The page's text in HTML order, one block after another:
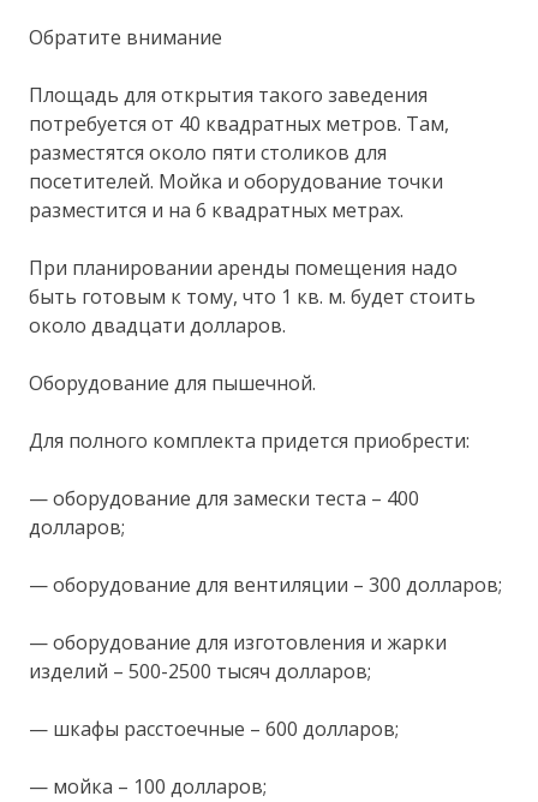
Обратите внимание
Площадь для открытия такого заведения
потребуется от 40 квадратных метров. Там,
разместятся около пяти столиков для
посетителей. Мойка и оборудование точки
разместится и на 6 квадратных метрах.
При планировании аренды помещения надо
быть готовым к тому, что 1 кв. м. будет стоить
около двадцати долларов.
Оборудование для пышечной.
Для полного комплекта придется приобрести:
— оборудование для замески теста – 400
долларов;
— оборудование для вентиляции – 300 долларов;
— оборудование для изготовления и жарки
изделий – 500-2500 тысяч долларов;
— шкафы расстоечные – 600 долларов;
— мойка – 100 долларов;